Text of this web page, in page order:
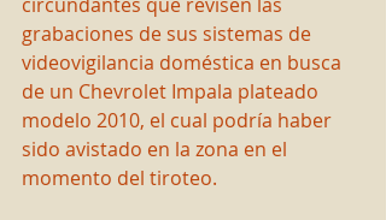
grabaciones de sus sistemas de
videovigilancia doméstica en busca
de un Chevrolet Impala plateado
modelo 2010, el cual podría haber
sido avistado en la zona en el
momento del tiroteo.